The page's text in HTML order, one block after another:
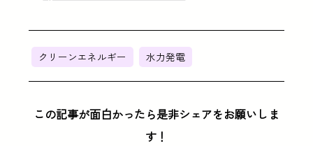
クリーンエネルギー 水力発電
この記事が面白かったら是非シェアをお願いしま
す！